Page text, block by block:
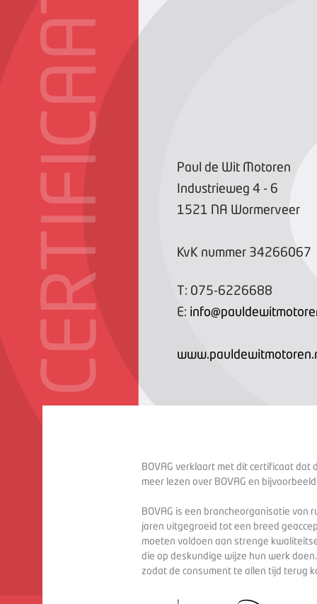
CERTIFICAAT
Paul de Wit Motoren
Industrieweg 4 - 6
1521 NA Wormerveer
KvK nummer 34266067
T: 075-6226688
E:
BOVAG verklaart met dit certificaat dat
meer lezen over BOVAG en
BOVAG is een brancheorganisatie van
jaren uitgegroeid tot een breed
moeten voldoen aan strenge
die op deskundige wijze hun werk
zodat de consument te allen tijd terug